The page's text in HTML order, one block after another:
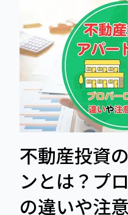
不動産投資
ンとは？プ
の違いや注